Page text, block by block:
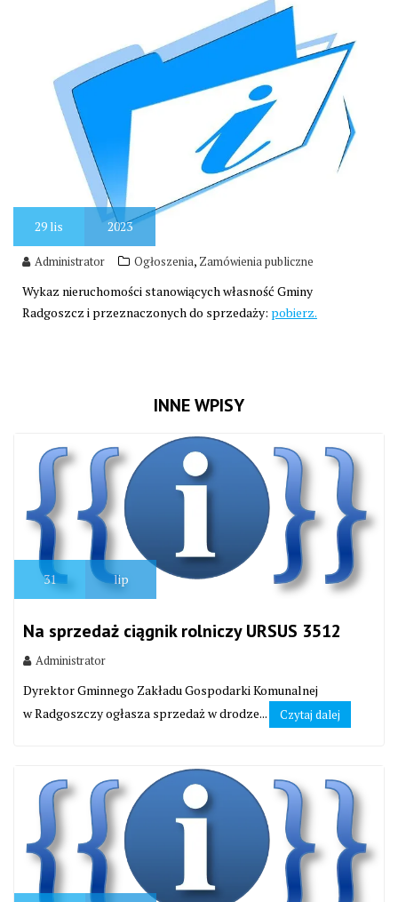
29lis 2023
Administrator Ogłoszenia, Zamówienia publiczne
Wykaz nieruchomości stanowiących własność Gminy
Radgoszcz i przeznaczonych do sprzedaży: pobierz.
INNE WPISY
31 lip
Na sprzedaż ciągnik rolniczy URSUS 3512
Administrator
Dyrektor Gminnego Zakładu Gospodarki Komunalnej
w Radgoszczy ogłasza sprzedaż w drodze...
Czytaj dalej